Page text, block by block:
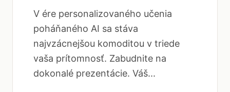
V ére personalizovaného učenia
poháňaného AI sa stáva
najvzácnejšou komoditou v triede
vaša prítomnosť. Zabudnite na
dokonalé prezentácie. Váš...